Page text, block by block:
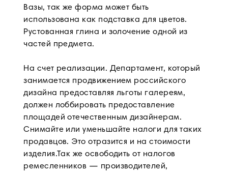
Вазы, так же форма может быть
использована как подставка для цветов.
Рустованная глина и золочение одной из
частей предмета.
На счет реализации. Департамент, который
занимается продвижением российского
дизайна предоставляя льготы галереям,
должен лоббировать предоставление
площадей отечественным дизайнерам.
Снимайте или уменьшайте налоги для таких
продавцов. Это отразится и на стоимости
изделия.Так же освободить от налогов
ремесленников — производителей,